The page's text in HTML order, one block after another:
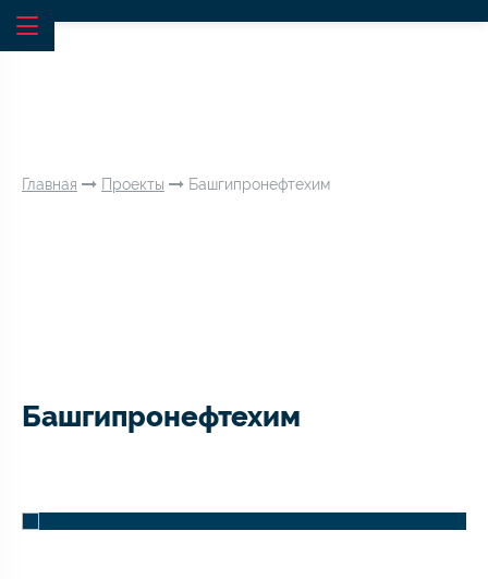
Главная Проекты Башгипронефтехим
Башгипронефтехим